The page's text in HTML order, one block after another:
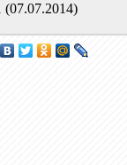
(07.07.2014)